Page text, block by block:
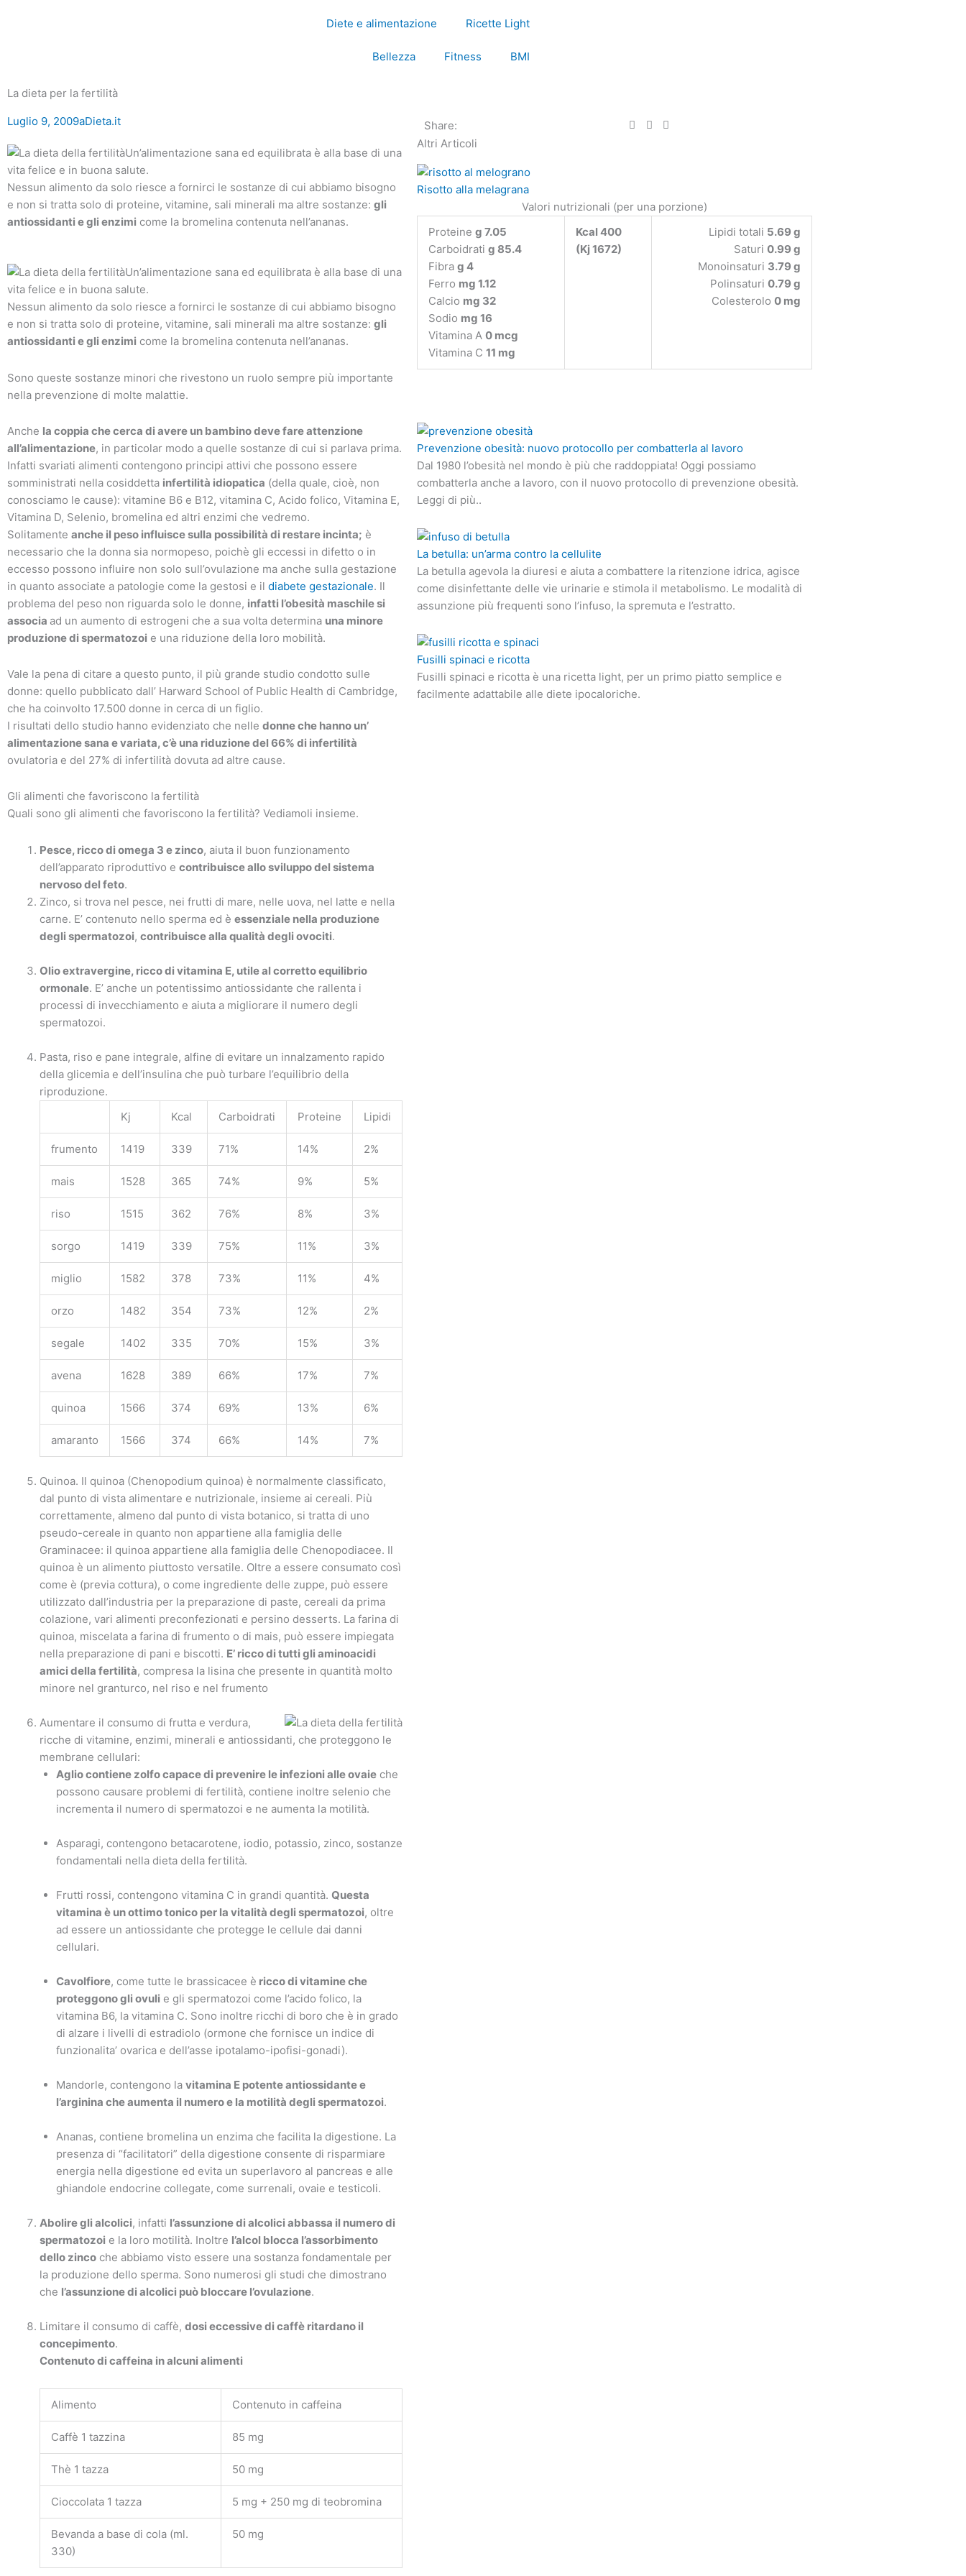
Diete e alimentazione Ricette Light
Bellezza Fitness BMI
La dieta per la fertilità
Luglio 9, 2009aDieta.it
Un’alimentazione sana ed equilibrata è alla base di una
vita felice e in buona salute.
Nessun alimento da solo riesce a fornirci le sostanze di cui abbiamo bisogno
e non si tratta solo di proteine, vitamine, sali minerali ma altre sostanze: gli
antiossidanti e gli enzimi come la bromelina contenuta nell’ananas.
Un’alimentazione sana ed equilibrata è alla base di una
vita felice e in buona salute.
Nessun alimento da solo riesce a fornirci le sostanze di cui abbiamo bisogno
e non si tratta solo di proteine, vitamine, sali minerali ma altre sostanze: gli
antiossidanti e gli enzimi come la bromelina contenuta nell’ananas.
Sono queste sostanze minori che rivestono un ruolo sempre più importante
nella prevenzione di molte malattie.
Anche la coppia che cerca di avere un bambino deve fare attenzione
all’alimentazione, in particolar modo a quelle sostanze di cui si parlava prima.
Infatti svariati alimenti contengono principi attivi che possono essere
somministrati nella cosiddetta infertilità idiopatica (della quale, cioè, non
conosciamo le cause): vitamine B6 e B12, vitamina C, Acido folico, Vitamina E,
Vitamina D, Selenio, bromelina ed altri enzimi che vedremo.
Solitamente anche il peso influisce sulla possibilità di restare incinta; è
necessario che la donna sia normopeso, poichè gli eccessi in difetto o in
eccesso possono influire non solo sull’ovulazione ma anche sulla gestazione
in quanto associate a patologie come la gestosi e il diabete gestazionale. Il
problema del peso non riguarda solo le donne, infatti l’obesità maschile si
associa ad un aumento di estrogeni che a sua volta determina una minore
produzione di spermatozoi e una riduzione della loro mobilità.
Vale la pena di citare a questo punto, il più grande studio condotto sulle
donne: quello pubblicato dall’ Harward School of Public Health di Cambridge,
che ha coinvolto 17.500 donne in cerca di un figlio.
I risultati dello studio hanno evidenziato che nelle donne che hanno un’
alimentazione sana e variata, c’è una riduzione del 66% di infertilità
ovulatoria e del 27% di infertilità dovuta ad altre cause.
Gli alimenti che favoriscono la fertilità
Quali sono gli alimenti che favoriscono la fertilità? Vediamoli insieme.
Pesce, ricco di omega 3 e zinco, aiuta il buon funzionamento
dell’apparato riproduttivo e contribuisce allo sviluppo del sistema
nervoso del feto.
Zinco, si trova nel pesce, nei frutti di mare, nelle uova, nel latte e nella
carne. E’ contenuto nello sperma ed è essenziale nella produzione
degli spermatozoi, contribuisce alla qualità degli ovociti.
Olio extravergine, ricco di vitamina E, utile al corretto equilibrio
ormonale. E’ anche un potentissimo antiossidante che rallenta i
processi di invecchiamento e aiuta a migliorare il numero degli
spermatozoi.
Pasta, riso e pane integrale, alfine di evitare un innalzamento rapido
della glicemia e dell’insulina che può turbare l’equilibrio della
riproduzione.
Kj
Kcal Carboidrati Proteine Lipidi
frumento 1419 339 71% 14% 2%
mais 1528 365 74% 9% 5%
riso 1515 362 76% 8% 3%
sorgo 1419 339 75% 11% 3%
miglio 1582 378 73% 11% 4%
orzo 1482 354 73% 12% 2%
segale 1402 335 70% 15% 3%
avena 1628 389 66% 17% 7%
quinoa 1566 374 69% 13% 6%
amaranto 1566 374 66% 14% 7%
Quinoa. Il quinoa (Chenopodium quinoa) è normalmente classificato,
dal punto di vista alimentare e nutrizionale, insieme ai cereali. Più
correttamente, almeno dal punto di vista botanico, si tratta di uno
pseudo-cereale in quanto non appartiene alla famiglia delle
Graminacee: il quinoa appartiene alla famiglia delle Chenopodiacee. Il
quinoa è un alimento piuttosto versatile. Oltre a essere consumato così
come è (previa cottura), o come ingrediente delle zuppe, può essere
utilizzato dall’industria per la preparazione di paste, cereali da prima
colazione, vari alimenti preconfezionati e persino desserts. La farina di
quinoa, miscelata a farina di frumento o di mais, può essere impiegata
nella preparazione di pani e biscotti. E’ ricco di tutti gli aminoacidi
amici della fertilità, compresa la lisina che presente in quantità molto
minore nel granturco, nel riso e nel frumento
Aumentare il consumo di frutta e verdura,
ricche di vitamine, enzimi, minerali e antiossidanti, che proteggono le
membrane cellulari:
Aglio contiene zolfo capace di prevenire le infezioni alle ovaieche
possono causare problemi di fertilità, contiene inoltre selenio che
incrementa il numero di spermatozoi e ne aumenta la motilità.
Asparagi, contengono betacarotene, iodio, potassio, zinco, sostanze
fondamentali nella dieta della fertilità.
Frutti rossi, contengono vitamina C in grandi quantità. Questa
vitamina è un ottimo tonico per la vitalità degli spermatozoi, oltre
ad essere un antiossidante che protegge le cellule dai danni
cellulari.
Cavolfiore, come tutte le brassicacee è ricco di vitamine che
proteggono gli ovuli e gli spermatozoi come l’acido folico, la
vitamina B6, la vitamina C. Sono inoltre ricchi di boro che è in grado
di alzare i livelli di estradiolo (ormone che fornisce un indice di
funzionalita’ ovarica e dell’asse ipotalamo-ipofisi-gonadi).
Mandorle, contengono la vitamina E potente antiossidante e
l’arginina che aumenta il numero e la motilità degli spermatozoi.
Ananas, contiene bromelina un enzima che facilita la digestione. La
presenza di “facilitatori” della digestione consente di risparmiare
energia nella digestione ed evita un superlavoro al pancreas e alle
ghiandole endocrine collegate, come surrenali, ovaie e testicoli.
Abolire gli alcolici, infatti l’assunzione di alcolici abbassa il numero di
spermatozoi e la loro motilità. Inoltre l’alcol blocca l’assorbimento
dello zinco che abbiamo visto essere una sostanza fondamentale per
la produzione dello sperma. Sono numerosi gli studi che dimostrano
che l’assunzione di alcolici può bloccare l’ovulazione.
Limitare il consumo di caffè, dosi eccessive di caffè ritardano il
concepimento.
Contenuto di caffeina in alcuni alimenti
Alimento Contenuto in caffeina
Caffè 1 tazzina 85 mg
Thè 1 tazza 50 mg
Cioccolata 1 tazza 5 mg + 250 mg di teobromina
Bevanda a base di cola (ml.
330)
50 mg
Share:
Altri Articoli
Risotto alla melagrana
Valori nutrizionali (per una porzione)
Proteine g 7.05
Carboidrati g 85.4
Fibra g 4
Ferro mg 1.12
Calcio mg 32
Sodio mg 16
Vitamina A 0 mcg
Vitamina C 11 mg
Kcal 400
(Kj 1672)
Lipidi totali 5.69 g
Saturi 0.99 g
Monoinsaturi 3.79 g
Polinsaturi 0.79 g
Colesterolo 0 mg
Prevenzione obesità: nuovo protocollo per combatterla al lavoro
Dal 1980 l’obesità nel mondo è più che raddoppiata! Oggi possiamo
combatterla anche a lavoro, con il nuovo protocollo di prevenzione obesità.
Leggi di più..
La betulla: un’arma contro la cellulite
La betulla agevola la diuresi e aiuta a combattere la ritenzione idrica, agisce
come disinfettante delle vie urinarie e stimola il metabolismo. Le modalità di
assunzione più frequenti sono l’infuso, la spremuta e l’estratto.
Fusilli spinaci e ricotta
Fusilli spinaci e ricotta è una ricetta light, per un primo piatto semplice e
facilmente adattabile alle diete ipocaloriche.